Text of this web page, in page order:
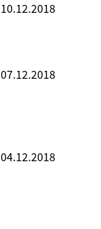
10.12.2018
07.12.2018
04.12.2018